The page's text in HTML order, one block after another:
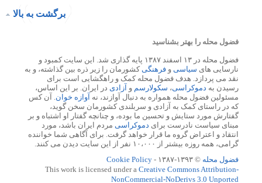
برگشت به بالا
فضول محله را بهتر بشناسید
فضول محله در ۱۳ اسفند ۱۳۸۷ پایه گذاری شد. این سایت کمبود و
نارسایی های سیاسی و فرهنگیکشورمان را زیر ذره بین گذاشته، و به
نقد می پردازد. هدف فضول محله کمک و راهگشایی است برای
رسیدن به دموکراسی، سکولارسم و آزادی در ایران. بر این اساس،
مسئولین فضول محله همواره به دنبال آوازند، نه آوازه خوان. آن کس
که در راستای کمک به آزادی و سربلندی کشورمان سخن گوید،
گفتارش مورد ستایش و تحسین ما بوده، و چنانچه گفتار او اشتباه و بر
مبنای سیاست نادرست برای دموکراسی مردم ایران باشد، مورد
انتقاد و اعتراض گروه ما قرار خواهد گرفت. برای آگاهی شما خواننده
گرامی، همه روزه بیشتر از ۱۰،۰۰۰ نفر از این سایت دیدن می کنند.
فضول محله © ۱۳۹۳-۱۳۸۷ -
Cookie Policy
This work is licensed under a Creative Commons Attribution-
NonCommercial-NoDerivs 3.0 Unported